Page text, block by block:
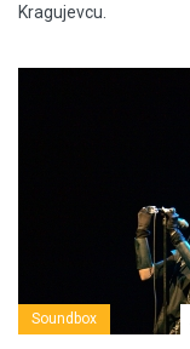
Kragujevcu.
Soundbox